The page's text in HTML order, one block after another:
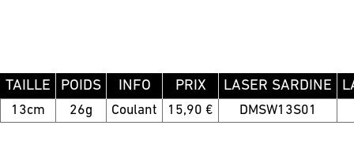
TAILLE POIDS INFO PRIX LASER SARDINE
13cm 26g Coulant 15,90 € DMSW13S01